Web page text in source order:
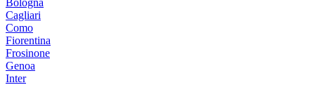
Bologna
Cagliari
Como
Fiorentina
Frosinone
Genoa
Inter